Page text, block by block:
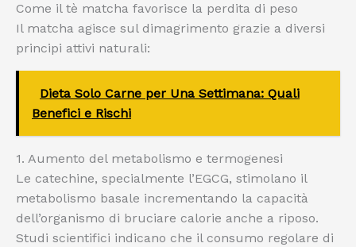
Come il tè matcha favorisce la perdita di peso
Il matcha agisce sul dimagrimento grazie a diversi
principi attivi naturali:
Dieta Solo Carne per Una Settimana: Quali
Benefici e Rischi
1. Aumento del metabolismo e termogenesi
Le catechine, specialmente l’EGCG, stimolano il
metabolismo basale incrementando la capacità
dell’organismo di bruciare calorie anche a riposo.
Studi scientifici indicano che il consumo regolare di